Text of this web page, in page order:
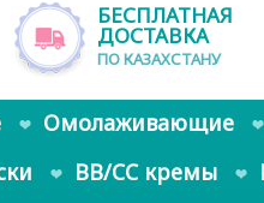
БЕСПЛАТНАЯ
ДОСТАВКА
ПО КАЗАХСТАНУ
Омолаживающие
BB/CC кремы